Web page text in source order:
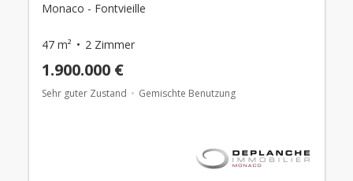
Monaco - Fontvieille
47 m² 2 Zimmer
1.900.000 €
Sehr guter Zustand Gemischte Benutzung